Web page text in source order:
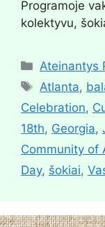
Programoje
kolektyvu,
Ateinantys
Atlanta,
Celebration,
18th, Georgia,
Community of
Day, šokiai,